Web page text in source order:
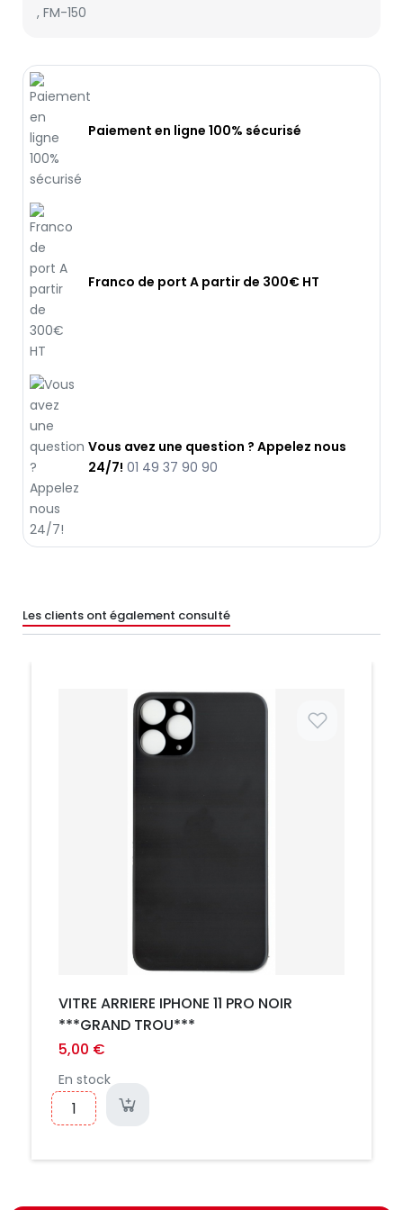
, FM-150
Paiement en ligne 100% sécurisé
Franco de port A partir de 300€ HT
Vous avez une question ? Appelez nous
24/7! 01 49 37 90 90
Les clients ont également consulté
VITRE ARRIERE IPHONE 11 PRO NOIR
***GRAND TROU***
5,00 €
En stock